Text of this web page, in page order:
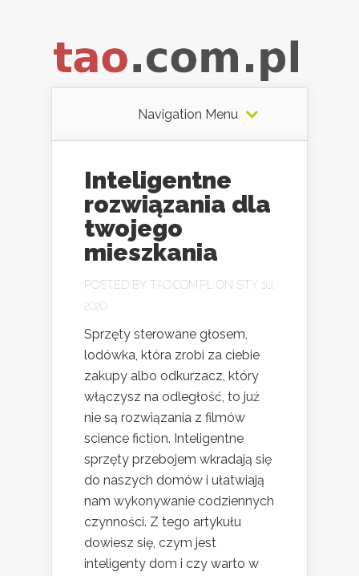
Navigation Menu
Inteligentne
rozwiązania dla
twojego
mieszkania
POSTED BY TAO.COM.PL
ON STY 10,
2020
Sprzęty sterowane głosem,
lodówka, która zrobi za ciebie
zakupy albo odkurzacz, który
włączysz na odległość, to już
nie są rozwiązania z filmów
science fiction. Inteligentne
sprzęty przebojem wkradają się
do naszych domów i ułatwiają
nam wykonywanie codziennych
czynności. Z tego artykułu
dowiesz się, czym jest
inteligenty dom i czy warto w